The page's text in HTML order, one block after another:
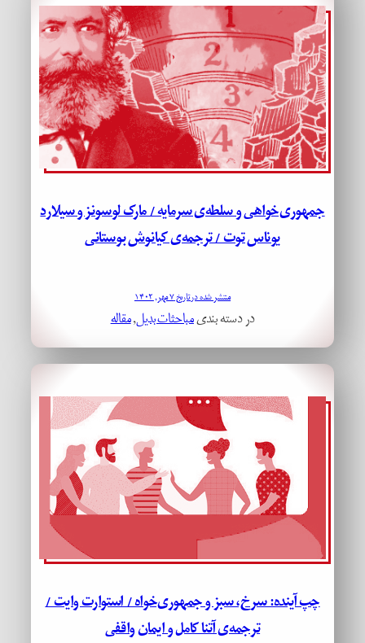
جمهوری‌خواهی و سلطه‌ی سرمایه / مارک لوسونز و سیلارد
یوناس توت / ترجمه‌ی کیانوش بوستانی
منتشر شده در تاریخ ۷ مهر, ۱۴۰۲
در دسته بندیمباحثات بدیل, مقاله
چپ آینده: سرخ، سبز و جمهوری‌خواه / استوارت وایت /
ترجمه‌ی آتنا کامل و ایمان واقفی